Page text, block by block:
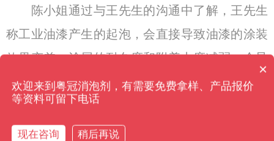
陈小姐通过与王先生的沟通中了解，王先生
称工业油漆产生的起泡，会直接导致油漆的涂装
效果变差，涂层的耐久度和附着力度减弱，会导
致漆膜脱落或者开裂的现象，起不到防护和装饰
的作用，由于涂装效果理想，一般需要多次涂
装，这样一来，就增加了企业的时间和支出成
消泡剂有哪些种类？
×
欢迎来到粤冠消泡剂，有需要免费拿样、产品报价
等资料可留下电话
现在咨询 稍后再说